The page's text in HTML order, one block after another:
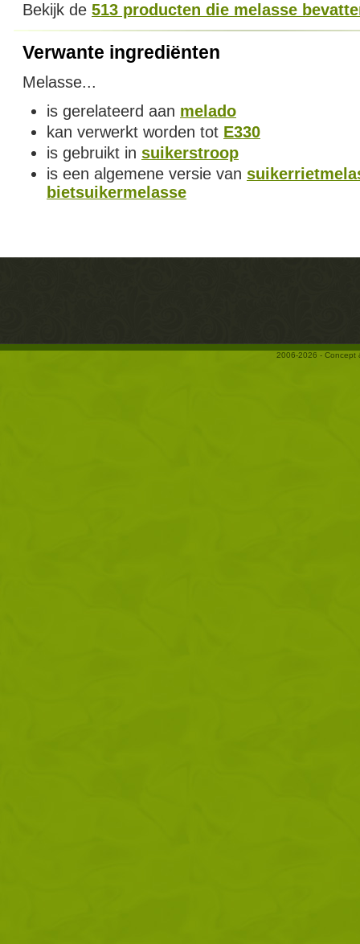
Bekijk de 513 producten die melasse
Verwante ingrediënten
Melasse...
is gerelateerd aan melado
kan verwerkt worden tot E330
is gebruikt in suikerstroop
is een algemene versie van
bietsuikermelasse
2006-2026 - Concept